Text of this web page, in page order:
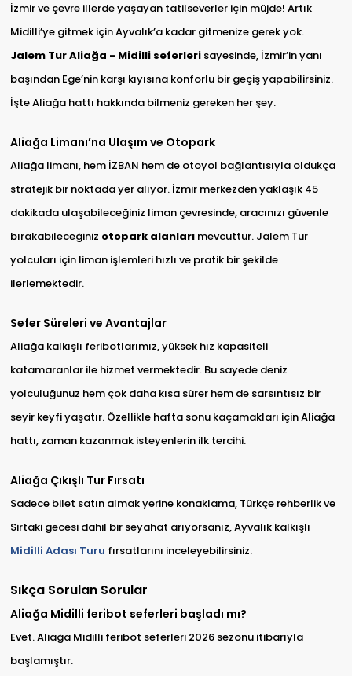
İzmir ve çevre illerde yaşayan tatilseverler için müjde! Artık
Midilli’ye gitmek için Ayvalık’a kadar gitmenize gerek yok.
Jalem Tur Aliağa - Midilli seferleri sayesinde, İzmir’in yanı
başından Ege’nin karşı kıyısına konforlu bir geçiş yapabilirsiniz.
İşte Aliağa hattı hakkında bilmeniz gereken her şey.
Aliağa Limanı’na Ulaşım ve Otopark
Aliağa limanı, hem İZBAN hem de otoyol bağlantısıyla oldukça
stratejik bir noktada yer alıyor. İzmir merkezden yaklaşık 45
dakikada ulaşabileceğiniz liman çevresinde, aracınızı güvenle
bırakabileceğiniz otopark alanları mevcuttur. Jalem Tur
yolcuları için liman işlemleri hızlı ve pratik bir şekilde
ilerlemektedir.
Sefer Süreleri ve Avantajlar
Aliağa kalkışlı feribotlarımız, yüksek hız kapasiteli
katamaranlar ile hizmet vermektedir. Bu sayede deniz
yolculuğunuz hem çok daha kısa sürer hem de sarsıntısız bir
seyir keyfi yaşatır. Özellikle hafta sonu kaçamakları için Aliağa
hattı, zaman kazanmak isteyenlerin ilk tercihi.
Aliağa Çıkışlı Tur Fırsatı
Sadece bilet satın almak yerine konaklama, Türkçe rehberlik ve
Sirtaki gecesi dahil bir seyahat arıyorsanız, Ayvalık kalkışlı
Midilli Adası Turu fırsatlarını inceleyebilirsiniz.
Sıkça Sorulan Sorular
Aliağa Midilli feribot seferleri başladı mı?
Evet. Aliağa Midilli feribot seferleri 2026 sezonu itibarıyla
başlamıştır.